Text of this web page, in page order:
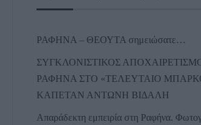
ΡΑΦΗΝΑ – ΘΕΟΥΤΑ σημειώσατε…
ΣΥΓΚΛΟΝΙΣΤΙΚΟΣ
ΡΑΦΗΝΑ ΣΤΟ «ΤΕΛΕΥΤΑΙΟ
ΚΑΠΕΤΑΝ ΑΝΤΩΝΗ ΒΙΔΑΛΗ
Απαράδεκτη εμπειρία στη Ραφήνα.